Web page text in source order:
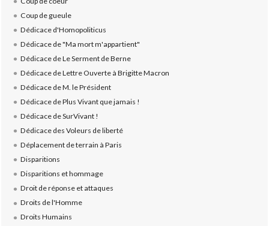
Coup de gueule
Dédicace d'Homopoliticus
Dédicace de "Ma mort m'appartient"
Dédicace de Le Serment de Berne
Dédicace de Lettre Ouverte à Brigitte Macron
Dédicace de M. le Président
Dédicace de Plus Vivant que jamais !
Dédicace de SurVivant !
Dédicace des Voleurs de liberté
Déplacement de terrain à Paris
Disparitions
Disparitions et hommage
Droit de réponse et attaques
Droits de l'Homme
Droits Humains